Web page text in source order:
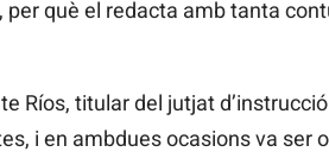
per què el redacta amb tanta
Ríos, titular del jutjat
i en ambdues ocasions va ser